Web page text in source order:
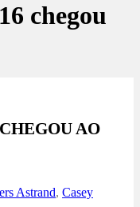
chegou
AO
Astrand, Casey